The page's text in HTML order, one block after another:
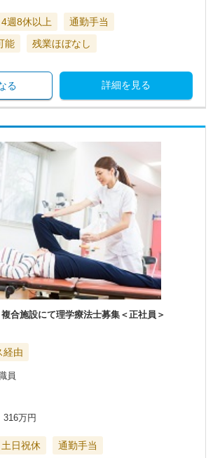
4週8休以上
通勤手当
能
残業ほぼなし
詳細を見る
る
複合施設にて理学療法士募集＜正社員＞
経由
員
316万円
土日祝休
通勤手当